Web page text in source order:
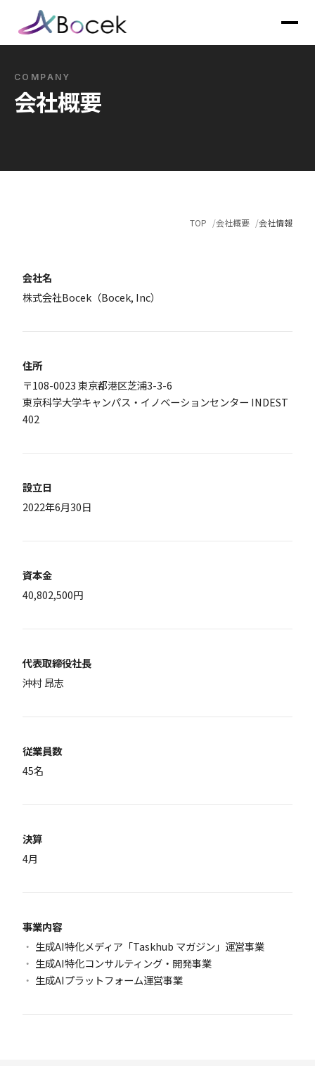
COMPANY
会社概要
TOP 会社概要 会社情報
会社名
株式会社Bocek（Bocek, Inc）
住所
〒108-0023 東京都港区芝浦3-3-6
東京科学大学キャンパス・イノベーションセンター INDEST
402
設立日
2022年6月30日
資本金
40,802,500円
代表取締役社長
沖村 昂志
従業員数
45名
決算
4月
事業内容
生成AI特化メディア「Taskhub マガジン」運営事業
生成AI特化コンサルティング・開発事業
生成AIプラットフォーム運営事業